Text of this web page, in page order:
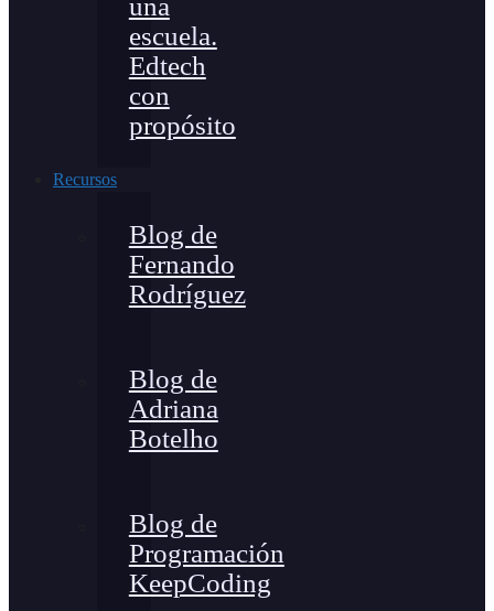
una
escuela.
Edtech
con
propósito
Recursos
Blog de
Fernando
Rodríguez
Blog de
Adriana
Botelho
Blog de
Programación
KeepCoding